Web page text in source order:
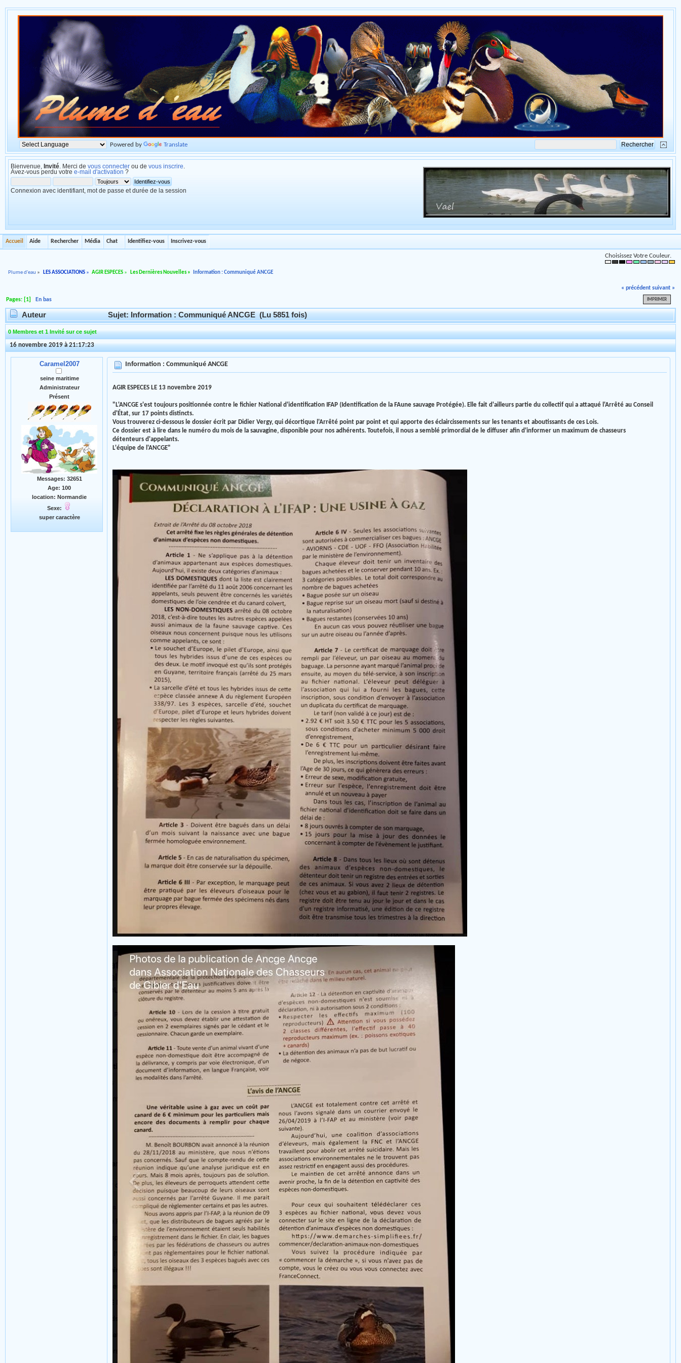
Powered by Translate
Bienvenue, Invité . Merci de vous connecter ou de vous inscrire
Avez-vous perdu votre e-mail d'activation ?
Connexion avec identifiant, mot de passe et durée de la session
Accueil Aide Rechercher Média Chat Identifiez-vous Inscrivez-vous
Choisissez Votre Couleur.
Plume d'eau » LES ASSOCIATIONS» AGIR ESPECES » Les Dernières Nouvelles» Information : Communiqué ANCGE
« précédent suivant »
IMPRIMER
Pages: [1] En bas
Auteur Sujet: Information : Communiqué ANCGE (Lu 5851 fois)
0 Membres et 1 Invité sur ce sujet
16 novembre 2019 à 21:17:23
Caramel2007
seine maritime
Administrateur
Présent
Messages: 32651
Age: 100
location: Normandie
Sexe:
super caractère
Information : Communiqué ANCGE
AGIR ESPECES LE 13 novembre 2019
"L'ANCGE s'est toujours positionnée contre le fichier National d'identification IFAP (Identification de la FAune sauvage Protégée). Elle fait d'ailleurs partie du collectif qui a attaqué l'Arrêté au Conseil
d'État, sur 17 points distincts.
Vous trouverez ci-dessous le dossier écrit par Didier Vergy, qui décortique l'Arrêté point par point et qui apporte des éclaircissements sur les tenants et aboutissants de ces Lois.
Ce dossier est à lire dans le numéro du mois de la sauvagine, disponible pour nos adhérents. Toutefois, il nous a semblé primordial de le diffuser afin d'informer un maximum de chasseurs
détenteurs d'appelants.
L'équipe de l'ANCGE"